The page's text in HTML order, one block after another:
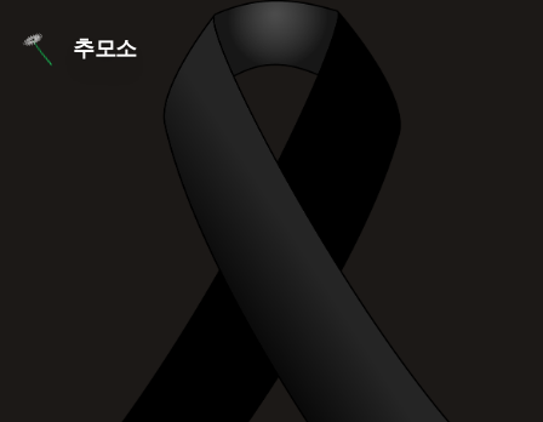
추모소